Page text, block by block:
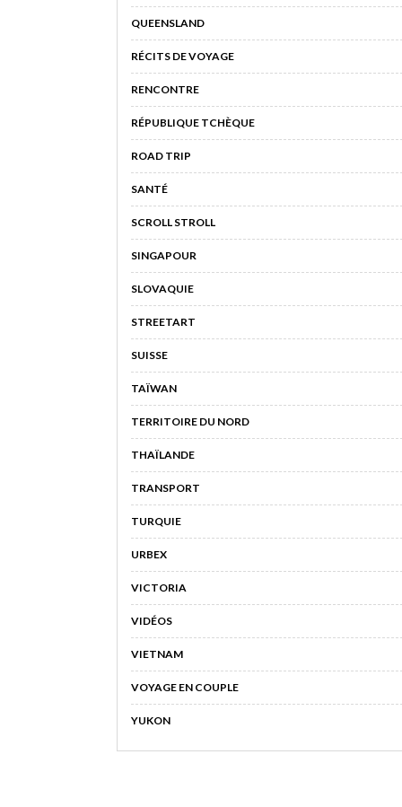
QUEENSLAND
RÉCITS DE VOYAGE
RENCONTRE
RÉPUBLIQUE TCHÈQUE
ROAD TRIP
SANTÉ
SCROLL STROLL
SINGAPOUR
SLOVAQUIE
STREETART
SUISSE
TAÏWAN
TERRITOIRE DU NORD
THAÏLANDE
TRANSPORT
TURQUIE
URBEX
VICTORIA
VIDÉOS
VIETNAM
VOYAGE EN COUPLE
YUKON